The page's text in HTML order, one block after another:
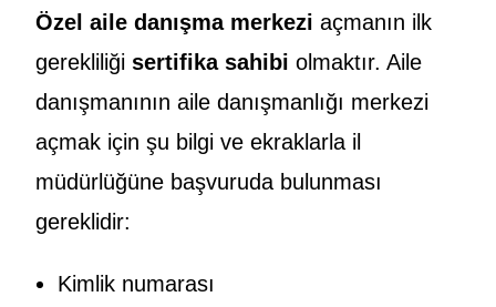
Özel aile danışma merkeziaçmanın ilk
gerekliliğisertifika sahibi olmaktır. Aile
danışmanının aile danışmanlığı merkezi
açmak için şu bilgi ve ekraklarla il
müdürlüğüne başvuruda bulunması
gereklidir:
Kimlik numarası